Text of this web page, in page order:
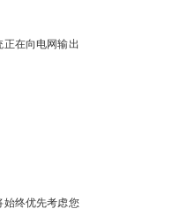
在向电网输出
终优先考虑您